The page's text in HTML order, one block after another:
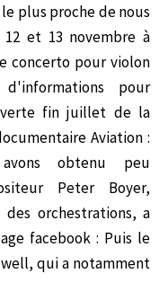
plus proche de nous
et 13 novembre à
concerto pour violon
pour
fin juillet de la
Aviation :
obtenu peu
Peter Boyer,
orchestrations, a
facebook : Puis le
qui a notamment